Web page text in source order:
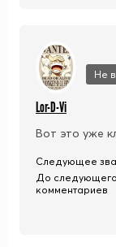
Не
Lor-D-Vi
Вот это уже
Следующее
До следующего
комментариев